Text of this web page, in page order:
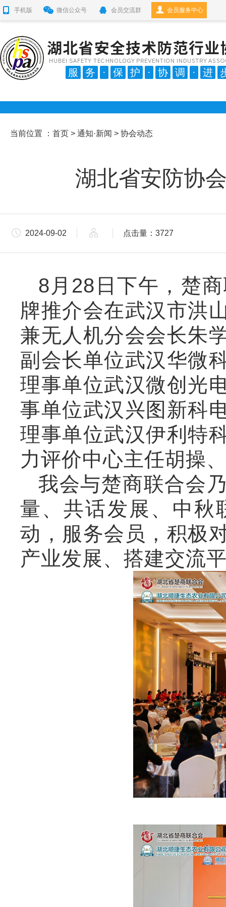
手机版 微信公众号 会员交流群 会员服务中心
服 务 · 保 护 · 协 调 · 进
当前位置 ： 首页 > 通知·新闻 > 协会动态
湖北省安防协
2024-09-02 点击量：3727
8月28日下午，楚
牌推介会在武汉市洪
兼无人机分会会长朱
副会长单位武汉华微
理事单位武汉微创光
事单位武汉兴图新科
理事单位武汉伊利特
力评价中心主任胡操
我会与楚商联合会
量、共话发展、中秋
动，服务会员，积极
产业发展、搭建交流